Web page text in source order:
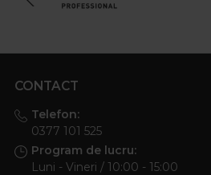
CONTACT
Telefon:
0377 101 525
Program de lucru:
Luni - Vineri / 10:00 - 15:00